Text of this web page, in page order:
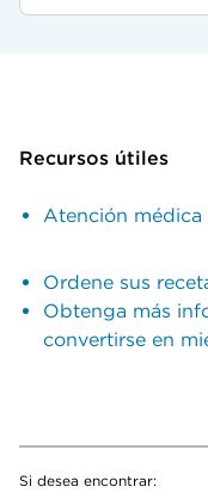
Recursos útiles
Atención médica
Ordene sus
Obtenga más
convertirse en
Si desea encontrar: